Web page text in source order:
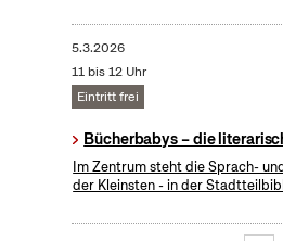
5.3.2026
11 bis 12 Uhr
Eintritt frei
Bücherbabys – die
Im Zentrum steht die Sprach-
der Kleinsten - in der